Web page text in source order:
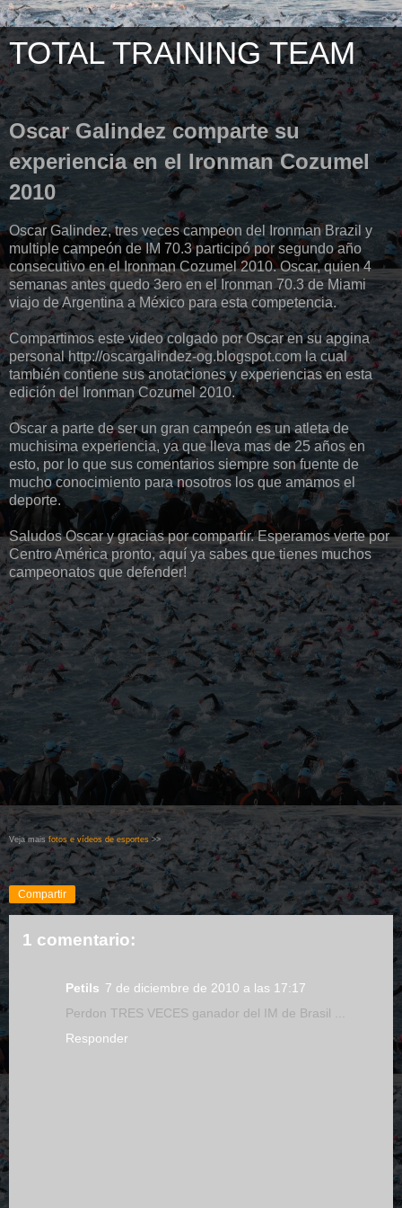
TOTAL TRAINING TEAM
Oscar Galindez comparte su
experiencia en el Ironman Cozumel
2010
Oscar Galindez, tres veces campeon del Ironman Brazil y
multiple campeón de IM 70.3 participó por segundo año
consecutivo en el Ironman Cozumel 2010. Oscar, quien 4
semanas antes quedo 3ero en el Ironman 70.3 de Miami
viajo de Argentina a México para esta competencia.
Compartimos este video colgado por Oscar en su apgina
personal http://oscargalindez-og.blogspot.com la cual
también contiene sus anotaciones y experiencias en esta
edición del Ironman Cozumel 2010.
Oscar a parte de ser un gran campeón es un atleta de
muchisima experiencia, ya que lleva mas de 25 años en
esto, por lo que sus comentarios siempre son fuente de
mucho conocimiento para nosotros los que amamos el
deporte.
Saludos Oscar y gracias por compartir. Esperamos verte por
Centro América pronto, aquí ya sabes que tienes muchos
campeonatos que defender!
Veja maisfotos e vídeos de esportes >>
Compartir
1 comentario:
Petils 7 de diciembre de 2010 a las 17:17
Perdon TRES VECES ganador del IM de Brasil ...
Responder